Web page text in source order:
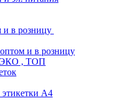
и в розницу
и в розницу
ЭКО , ТОП
А4